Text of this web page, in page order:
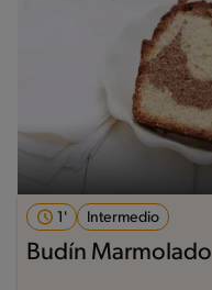
1' Intermedio
Budín Marmolado